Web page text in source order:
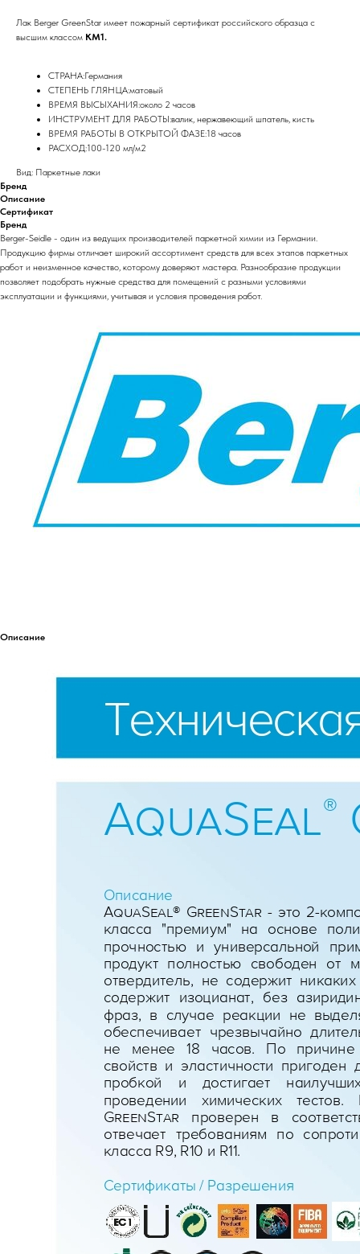
Лак Berger GreenStar имеет пожарный сертификат российского образца с
высшим классом КМ1.
СТРАНА:Германия
СТЕПЕНЬ ГЛЯНЦА:матовый
ВРЕМЯ ВЫСЫХАНИЯ:около 2 часов
ИНСТРУМЕНТ ДЛЯ РАБОТЫ:валик, нержавеющий шпатель, кисть
ВРЕМЯ РАБОТЫ В ОТКРЫТОЙ ФАЗЕ:18 часов
РАСХОД:100-120 мл/м2
Вид: Паркетные лаки
Бренд
Описание
Сертификат
Бренд
Berger-Seidle - один из ведущих производителей паркетной химии из Германии.
Продукцию фирмы отличает широкий ассортимент средств для всех этапов паркетных
работ и неизменное качество, которому доверяют мастера. Разнообразие продукции
позволяет подобрать нужные средства для помещений с разными условиями
эксплуатации и функциями, учитывая и условия проведения работ.
Описание